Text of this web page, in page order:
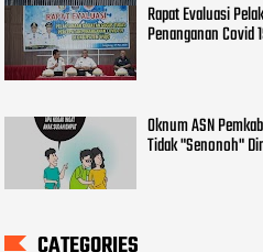
Rapat Evaluasi
Penanganan Covid
Oknum ASN
Tidak "Senonoh"